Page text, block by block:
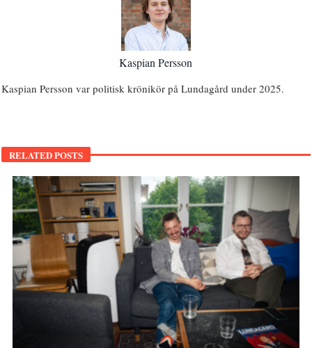
Kaspian Persson
Kaspian Persson var politisk krönikör på Lundagård under 2025.
RELATED POSTS